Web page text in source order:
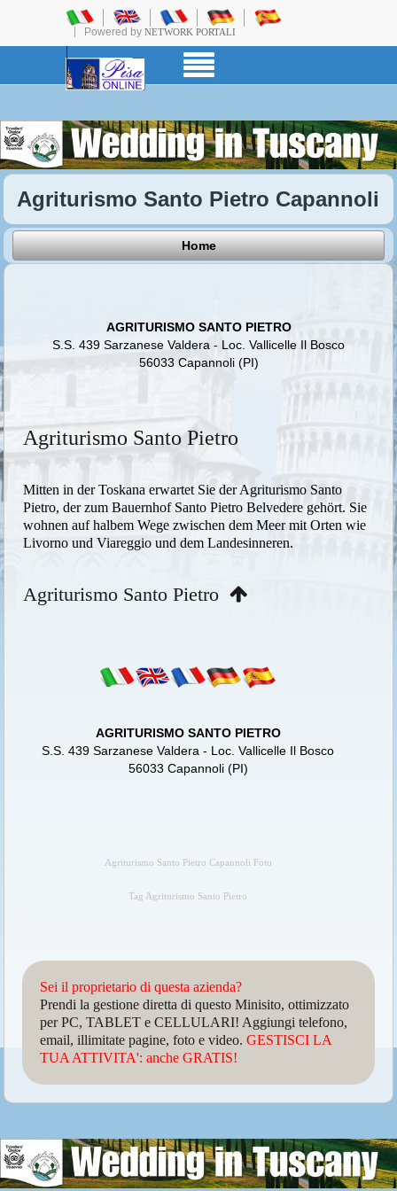
Powered by NETWORK PORTALI
Agriturismo Santo Pietro Capannoli
Home
AGRITURISMO SANTO PIETRO
S.S. 439 Sarzanese Valdera - Loc. Vallicelle Il Bosco
56033 Capannoli (PI)
Agriturismo Santo Pietro
Mitten in der Toskana erwartet Sie der Agriturismo Santo
Pietro, der zum Bauernhof Santo Pietro Belvedere gehört. Sie
wohnen auf halbem Wege zwischen dem Meer mit Orten wie
Livorno und Viareggio und dem Landesinneren.
Agriturismo Santo Pietro
AGRITURISMO SANTO PIETRO
S.S. 439 Sarzanese Valdera - Loc. Vallicelle Il Bosco
56033 Capannoli (PI)
Agriturismo Santo Pietro Capannoli Foto
Tag Agriturismo Santo Pietro
Sei il proprietario di questa azienda?
Prendi la gestione diretta di questo Minisito, ottimizzato
per PC, TABLET e CELLULARI! Aggiungi telefono,
email, illimitate pagine, foto e video.GESTISCI LA
TUA ATTIVITA': anche GRATIS!